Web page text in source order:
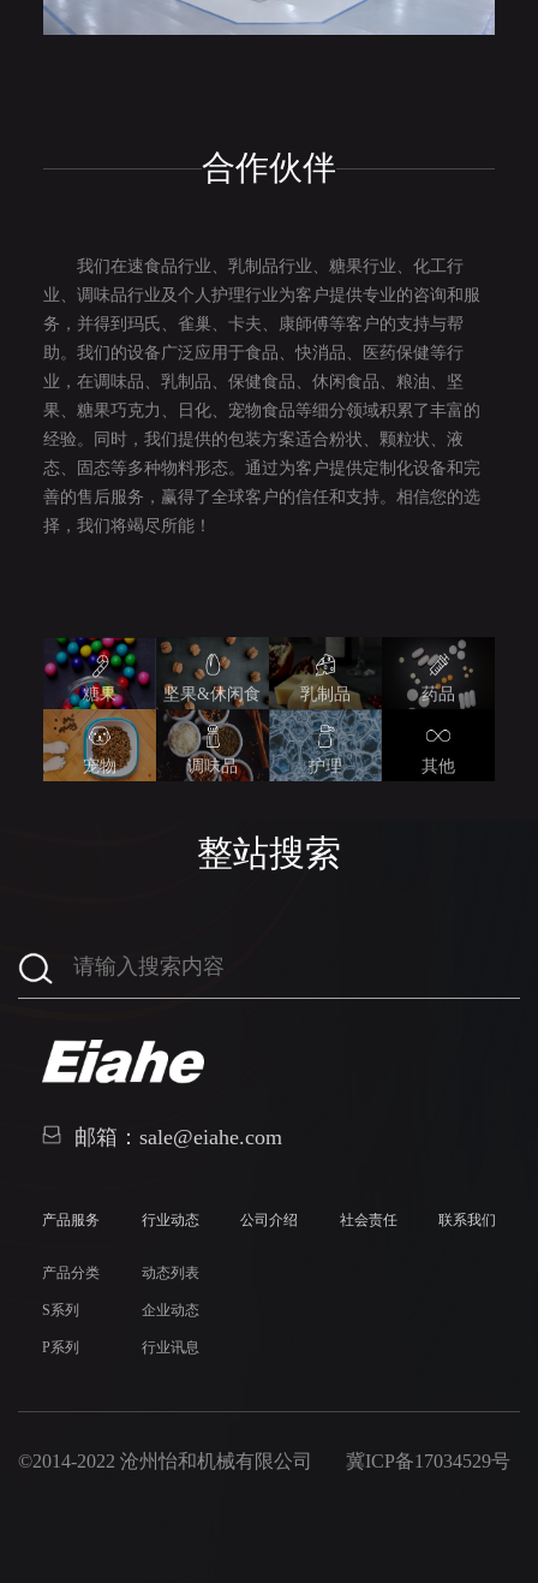
合作伙伴
我们在速食品行业、乳制品行业、糖果行业、化工行
业、调味品行业及个人护理行业为客户提供专业的咨询和服
务，并得到玛氏、雀巢、卡夫、康師傅等客户的支持与帮
助。我们的设备广泛应用于食品、快消品、医药保健等行
业，在调味品、乳制品、保健食品、休闲食品、粮油、坚
果、糖果巧克力、日化、宠物食品等细分领域积累了丰富的
经验。同时，我们提供的包装方案适合粉状、颗粒状、液
态、固态等多种物料形态。通过为客户提供定制化设备和完
善的售后服务，赢得了全球客户的信任和支持。相信您的选
择，我们将竭尽所能！
糖果
坚果&休闲食
品
乳制品 药品
宠物 调味品 护理 其他
整站搜索
邮箱：sale@eiahe.com
产品服务
产品分类
S系列
P系列
行业动态
动态列表
企业动态
行业讯息
公司介绍 社会责任 联系我们
©2014-2022 沧州怡和机械有限公司 冀ICP备17034529号